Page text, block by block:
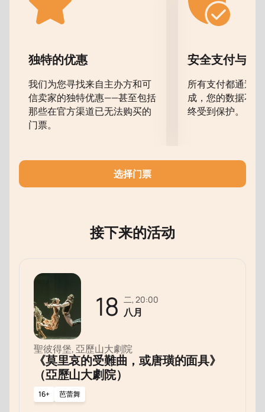
对于那些欣赏舞蹈艺术并努力跟上最新潮流的人来说，
Gala音乐会将是一个真正的假期。来到鲍里斯·艾夫曼
力为舞蹈艺术的发展做出贡献。
您现在可以在我们的网站上购买鲍里斯·艾夫曼舞蹈学院
剧院全俄罗斯艺术节“青年编舞家”盛大音乐会的门票。
独特的优惠
我们为您寻找来自主办方和可
信卖家的独特优惠——甚至包括
那些在官方渠道已无法购买的
门票。
安全支付与数
所有支付都通过
成，您的数据不
终受到保护。
选择门票
接下来的活动
18 二, 20:00
八月
聖彼得堡, 亞歷山大劇院
《莫里哀的受難曲，或唐璜的面具》
（亞歷山大劇院）
16+ 芭蕾舞